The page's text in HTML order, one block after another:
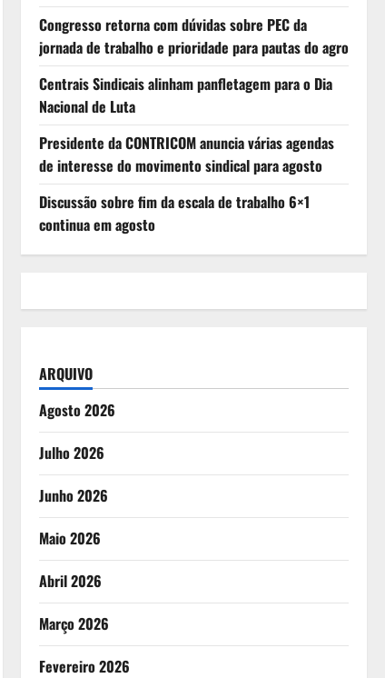
Congresso retorna com dúvidas sobre PEC da
jornada de trabalho e prioridade para pautas do agro
Centrais Sindicais alinham panfletagem para o Dia
Nacional de Luta
Presidente da CONTRICOM anuncia várias agendas
de interesse do movimento sindical para agosto
Discussão sobre fim da escala de trabalho 6×1
continua em agosto
ARQUIVO
Agosto 2026
Julho 2026
Junho 2026
Maio 2026
Abril 2026
Março 2026
Fevereiro 2026